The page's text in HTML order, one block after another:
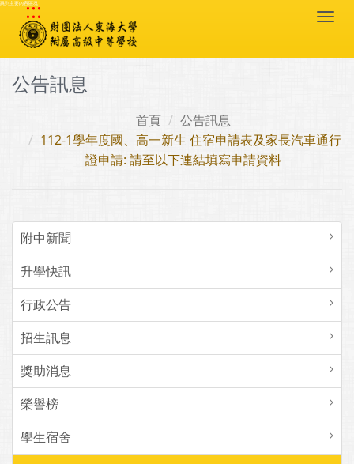
跳到主要內容區塊
:::
公告訊息
首頁
公告訊息
112-1學年度國、高一新生 住宿申請表及家長汽車通行
證申請: 請至以下連結填寫申請資料
附中新聞
升學快訊
行政公告
招生訊息
獎助消息
榮譽榜
學生宿舍